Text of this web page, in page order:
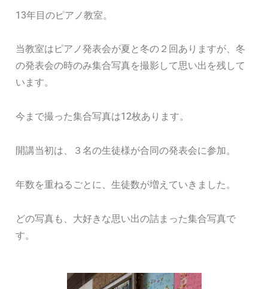
13年目のピアノ教室。
当教室はピアノ発表会が夏と冬の２回ありますが、冬
の発表会の時のみ集合写真を撮影して思い出を残して
います。
今まで撮った集合写真は12枚あります。
開講当初は、３名の生徒様が合同の発表会に参加。
年数を重ねるごとに、生徒数が増えていきました。
どの写真も、大好きな思い出の詰まった集合写真で
す。